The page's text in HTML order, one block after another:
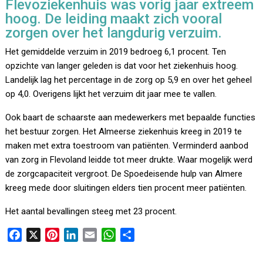
Flevoziekenhuis was vorig jaar extreem
hoog. De leiding maakt zich vooral
zorgen over het langdurig verzuim.
Het gemiddelde verzuim in 2019 bedroeg 6,1 procent. Ten
opzichte van langer geleden is dat voor het ziekenhuis hoog.
Landelijk lag het percentage in de zorg op 5,9 en over het geheel
op 4,0. Overigens lijkt het verzuim dit jaar mee te vallen.
Ook baart de schaarste aan medewerkers met bepaalde functies
het bestuur zorgen. Het Almeerse ziekenhuis kreeg in 2019 te
maken met extra toestroom van patiënten. Verminderd aanbod
van zorg in Flevoland leidde tot meer drukte. Waar mogelijk werd
de zorgcapaciteit vergroot. De Spoedeisende hulp van Almere
kreeg mede door sluitingen elders tien procent meer patiënten.
Het aantal bevallingen steeg met 23 procent.
W